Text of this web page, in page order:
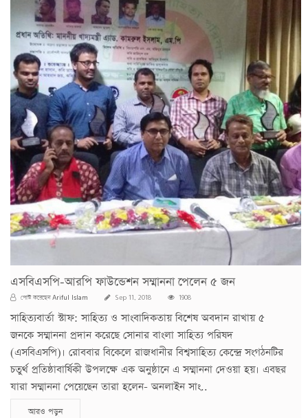
এসবিএসপি-আরপি ফাউন্ডেশন সম্মাননা পেলেন ৫ জন
পোস্ট করেছেনAriful Islam Sep 11, 2018 1908
সাহিত্যবার্তা স্টাফ: সাহিত্য ও সাংবাদিকতায় বিশেষ অবদান রাখায় ৫
জনকে সম্মাননা প্রদান করেছে সোনার বাংলা সাহিত্য পরিষদ
(এসবিএসপি)। রোববার বিকেলে রাজধানীর বিশ্বসাহিত্য কেন্দ্রে সংগঠনটির
চতুর্থ প্রতিষ্ঠাবার্ষিকী উপলক্ষে এক অনুষ্ঠানে এ সম্মাননা দেওয়া হয়। এবছর
যারা সম্মাননা পেয়েছেন তারা হলেন- অনলাইন সাং..
আরও পড়ুন